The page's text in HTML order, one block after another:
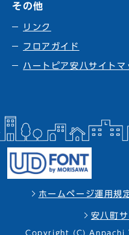
その他
リンク
フロアガイド
ハートピア安八サイトマ
ホームページ運用規
安八町
Copyright (C) Anpachi